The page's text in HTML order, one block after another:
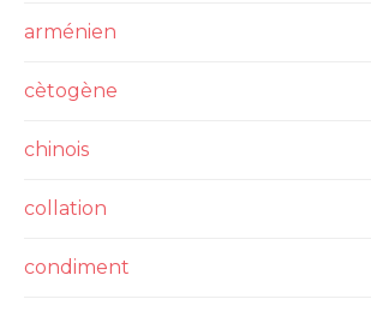
arménien
cètogène
chinois
collation
condiment